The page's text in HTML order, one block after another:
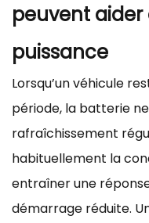
peuvent
puissance
Lorsqu’un véhicule
période, la batterie
rafraîchissement
habituellement la
entraîner une
démarrage réduite.